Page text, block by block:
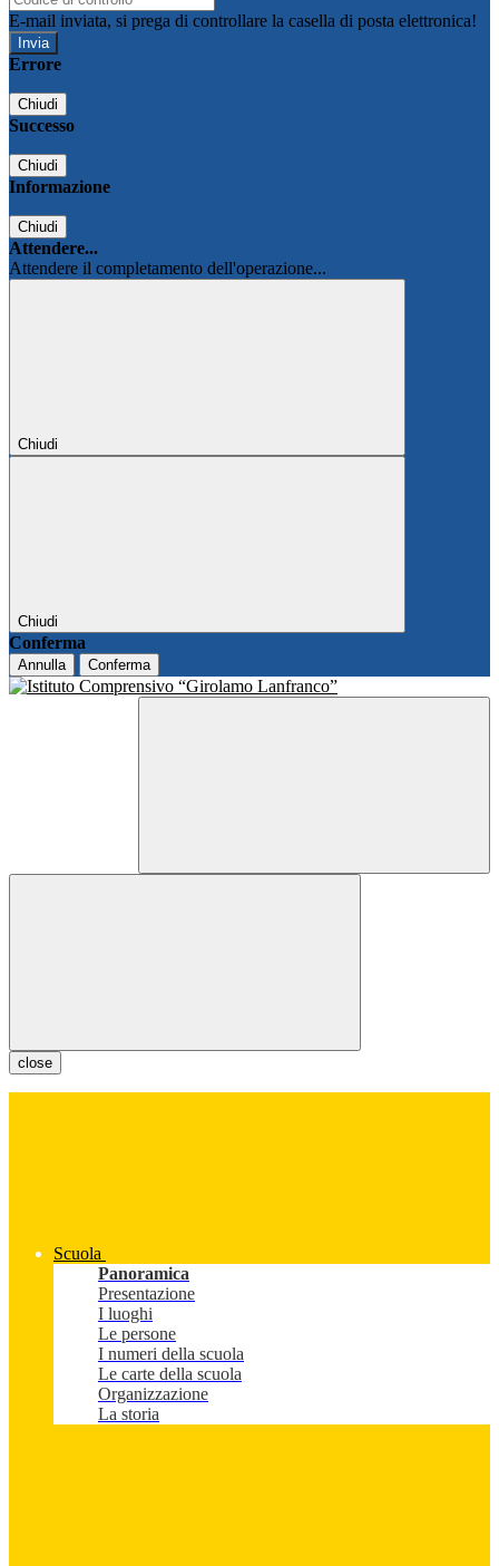
E-mail inviata, si prega di controllare la casella di posta elettronica!
Errore
Chiudi
Successo
Chiudi
Informazione
Chiudi
Attendere...
Attendere il completamento dell'operazione...
Chiudi
Chiudi
Conferma
Annulla Conferma
close
Scuola
Panoramica
Presentazione
I luoghi
Le persone
I numeri della scuola
Le carte della scuola
Organizzazione
La storia